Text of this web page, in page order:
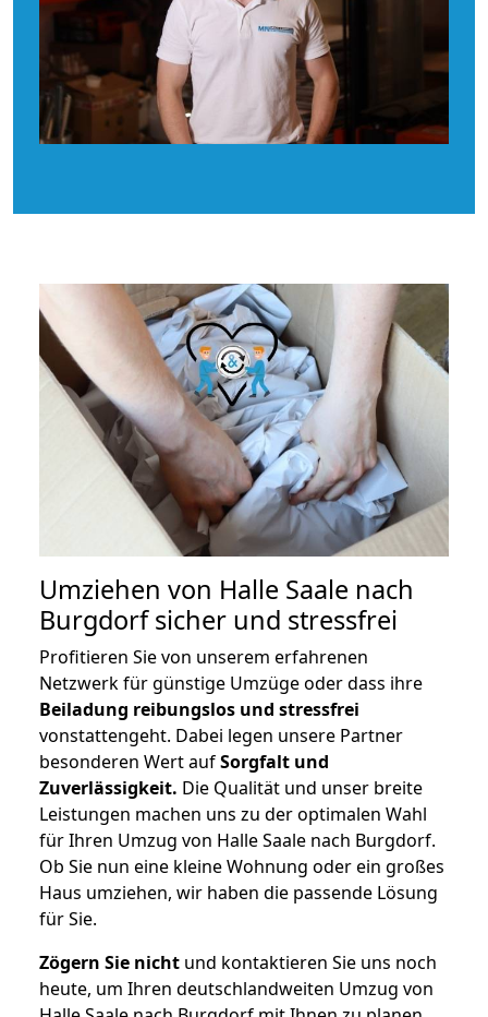
Umziehen von Halle Saale nach
Burgdorfsicher und stressfrei
Profitieren Sie von unserem erfahrenen
Netzwerk für günstige Umzüge oder dass ihre
Beiladung reibungslos und stressfrei
vonstattengeht. Dabei legen unsere Partner
besonderen Wert aufSorgfalt und
Zuverlässigkeit. Die Qualität und unser breite
Leistungen machen uns zu der optimalen Wahl
für Ihren Umzug von Halle Saale nach Burgdorf.
Ob Sie nun eine kleine Wohnung oder ein großes
Haus umziehen, wir haben die passende Lösung
für Sie.
Zögern Sie nicht und kontaktieren Sie uns noch
heute, um Ihren deutschlandweiten Umzug von